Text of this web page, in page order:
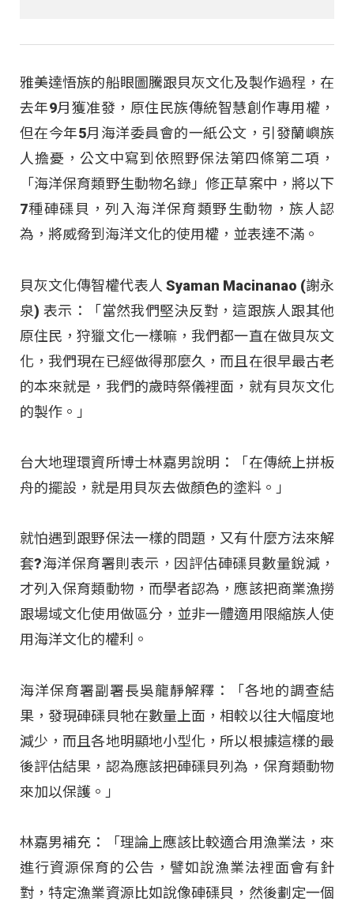
雅美達悟族的船眼圖騰跟貝灰文化及製作過程，在
去年9月獲准發，原住民族傳統智慧創作專用權，
但在今年5月海洋委員會的一紙公文，引發蘭嶼族
人擔憂，公文中寫到依照野保法第四條第二項，
「海洋保育類野生動物名錄」修正草案中，將以下
7種硨磲貝，列入海洋保育類野生動物，族人認
為，將威脅到海洋文化的使用權，並表達不滿。
貝灰文化傳智權代表人 Syaman Macinanao (謝永
泉) 表示：「當然我們堅決反對，這跟族人跟其他
原住民，狩獵文化一樣嘛，我們都一直在做貝灰文
化，我們現在已經做得那麼久，而且在很早最古老
的本來就是，我們的歲時祭儀裡面，就有貝灰文化
的製作。」
台大地理環資所博士林嘉男說明：「在傳統上拼板
舟的擺設，就是用貝灰去做顏色的塗料。」
就怕遇到跟野保法一樣的問題，又有什麼方法來解
套?海洋保育署則表示，因評估硨磲貝數量銳減，
才列入保育類動物，而學者認為，應該把商業漁撈
跟場域文化使用做區分，並非一體適用限縮族人使
用海洋文化的權利。
海洋保育署副署長吳龍靜解釋：「各地的調查結
果，發現硨磲貝牠在數量上面，相較以往大幅度地
減少，而且各地明顯地小型化，所以根據這樣的最
後評估結果，認為應該把硨磲貝列為，保育類動物
來加以保護。」
林嘉男補充：「理論上應該比較適合用漁業法，來
進行資源保育的公告，譬如說漁業法裡面會有針
對，特定漁業資源比如說像硨磲貝，然後劃定一個